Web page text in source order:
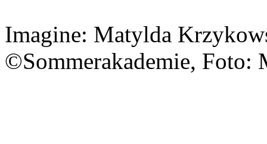
Imagine: Matylda
©Sommerakademie, Foto: